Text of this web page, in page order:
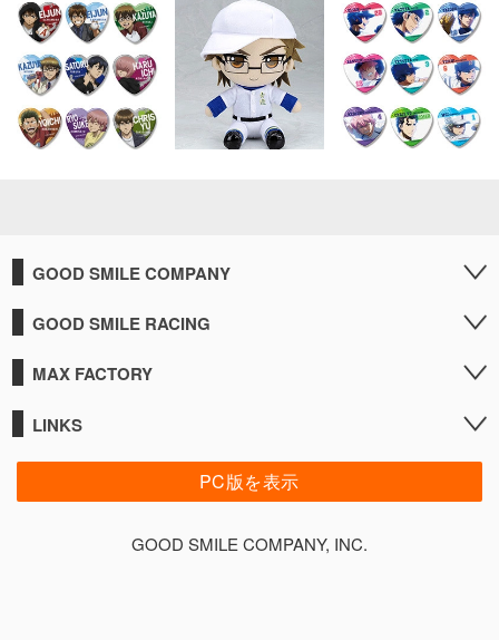
GOOD SMILE COMPANY
GOOD SMILE RACING
MAX FACTORY
LINKS
PC版を表示
GOOD SMILE COMPANY, INC.